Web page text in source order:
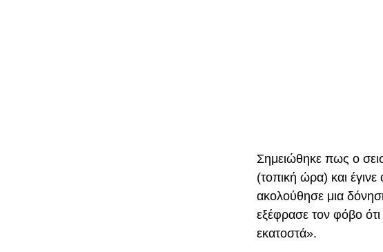
Σημειώθηκε πως ο
(τοπική ώρα) και
ακολούθησε μια
εξέφρασε τον φόβο
εκατοστά».